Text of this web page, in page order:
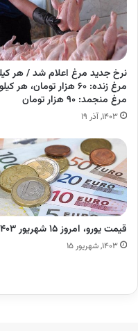
نرخ جدید مرغ اعلام شد / هر
مرغ زنده: ۶۰ هزار تومان، هر کیلو
مرغ منجمد: ۹۰ هزار تومان
۱۴۰۳, آذر ۱۹
قیمت یورو، امروز ۱۵ شهریور ۱۴۰۳
۱۴۰۳, شهریور ۱۵